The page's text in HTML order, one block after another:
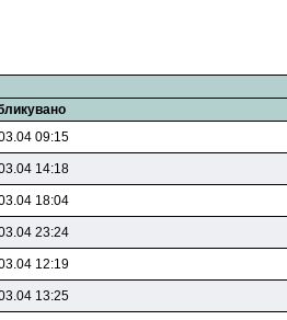
09:15
14:18
18:04
23:24
12:19
13:25